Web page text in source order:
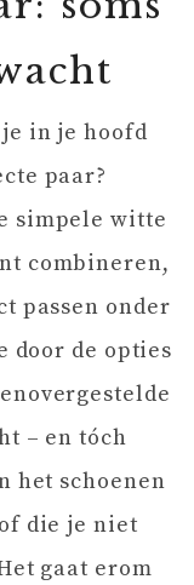
in je hoofd
paar?
simpele witte
combineren,
passen onder
door de opties
– en tóch
het schoenen
die je niet
gaat erom